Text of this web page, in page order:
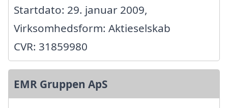
Startdato: 29. januar 2009,
Virksomhedsform: Aktieselskab
CVR: 31859980
EMR Gruppen ApS